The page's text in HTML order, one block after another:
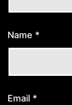
Name *
Email *